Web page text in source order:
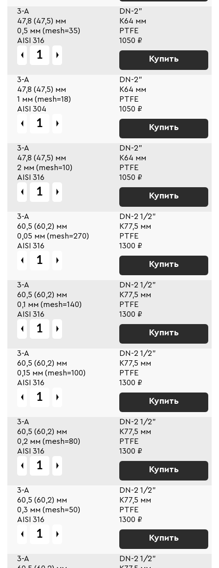
3-A
DN-2"
47,8 (47,5) мм
К64 мм
0,5 мм (mesh=35)
PTFE
AISI 316
1050 ₽
Купить
3-A
DN-2"
47,8 (47,5) мм
К64 мм
1 мм (mesh=18)
PTFE
AISI 304
1050 ₽
Купить
3-A
DN-2"
47,8 (47,5) мм
К64 мм
2 мм (mesh=10)
PTFE
AISI 316
1050 ₽
Купить
3-A
DN-2 1/2"
60,5 (60,2) мм
К77,5 мм
0,05 мм (mesh=270)
PTFE
AISI 316
1300 ₽
Купить
3-A
DN-2 1/2"
60,5 (60,2) мм
К77,5 мм
0,1 мм (mesh=140)
PTFE
AISI 316
1300 ₽
Купить
3-A
DN-2 1/2"
60,5 (60,2) мм
К77,5 мм
0,15 мм (mesh=100)
PTFE
AISI 316
1300 ₽
Купить
3-A
DN-2 1/2"
60,5 (60,2) мм
К77,5 мм
0,2 мм (mesh=80)
PTFE
AISI 316
1300 ₽
Купить
3-A
DN-2 1/2"
60,5 (60,2) мм
К77,5 мм
0,3 мм (mesh=50)
PTFE
AISI 316
1300 ₽
Купить
3-A
DN-2 1/2"